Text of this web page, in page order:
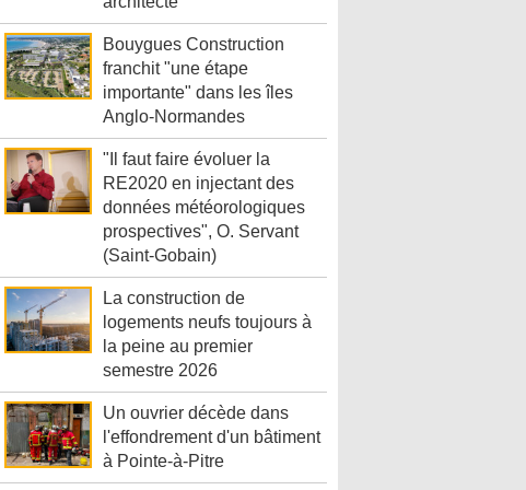
Bouygues Construction
franchit "une étape
importante" dans les îles
Anglo-Normandes
"Il faut faire évoluer la
RE2020 en injectant des
données météorologiques
prospectives", O. Servant
(Saint-Gobain)
La construction de
logements neufs toujours à
la peine au premier
semestre 2026
Un ouvrier décède dans
l'effondrement d'un bâtiment
à Pointe-à-Pitre